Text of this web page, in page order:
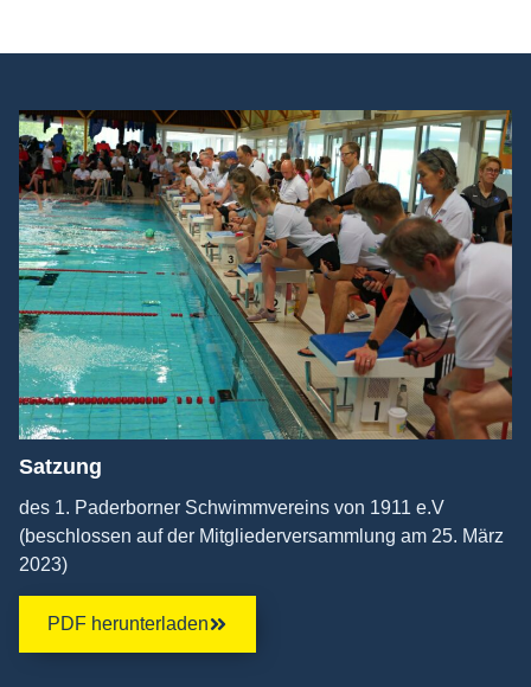
Satzung
des 1. Paderborner Schwimmvereins von 1911 e.V
(beschlossen auf der Mitgliederversammlung am 25. März
2023)
PDF herunterladen